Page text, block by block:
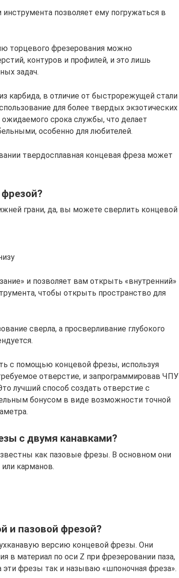
позволяет ему погружаться в
торцевого фрезерования можно
контуров и профилей, и это лишь
задач.
карбида, в отличие от быстрорежущей стали
для более твердых экзотических
срока службы, что делает
особенно для любителей.
твердосплавная концевая фреза может
грани, да, вы можете сверлить концевой
и позволяет вам открыть «внутренний»
чтобы открыть пространство для
сверла, а просверливание глубокого
с помощью концевой фрезы, используя
отверстие, и запрограммировав ЧПУ
лучший способ создать отверстие с
бонусом в виде возможности точной
с двумя канавками?
как пазовые фрезы. В основном они
карманов.
и пазовой фрезой?
версию концевой фрезы. Они
в материал по оси Z при фрезеровании паза,
эти фрезы так и называю «шпоночная фреза».